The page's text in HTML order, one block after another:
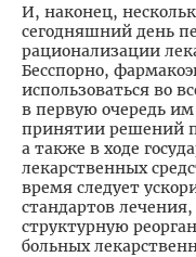
И, наконец,
сегодняшний день
рационализации
Бесспорно,
использоваться во
в первую очередь
принятии решений
а также в ходе
лекарственных
время следует
стандартов
структурную
больных